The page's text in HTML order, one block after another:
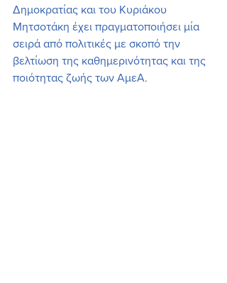
Δημοκρατίας και του Κυριάκου
Μητσοτάκη έχει πραγματοποιήσει μία
σειρά από πολιτικές με σκοπό την
βελτίωση της καθημερινότητας και της
ποιότητας ζωής των ΑμεΑ.